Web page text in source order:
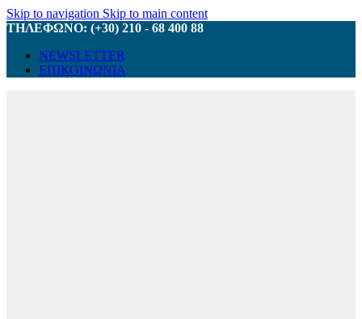
Skip to navigation Skip to main content
ΤΗΛΕΦΩΝΟ: (+30) 210 - 68 400 88
NEWSLETTER
ΕΠΙΚΟΙΝΩΝΙΑ